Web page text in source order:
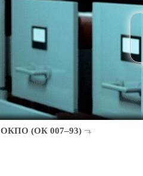
ОКПО (ОК 007–93)